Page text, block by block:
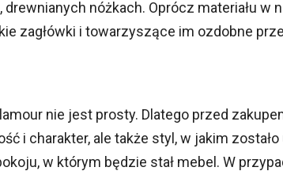
nóżkach. Oprócz materiału w
zagłówki i towarzyszące im ozdobne
nie jest prosty. Dlatego przed
i charakter, ale także styl, w jakim
w którym będzie stał mebel. W